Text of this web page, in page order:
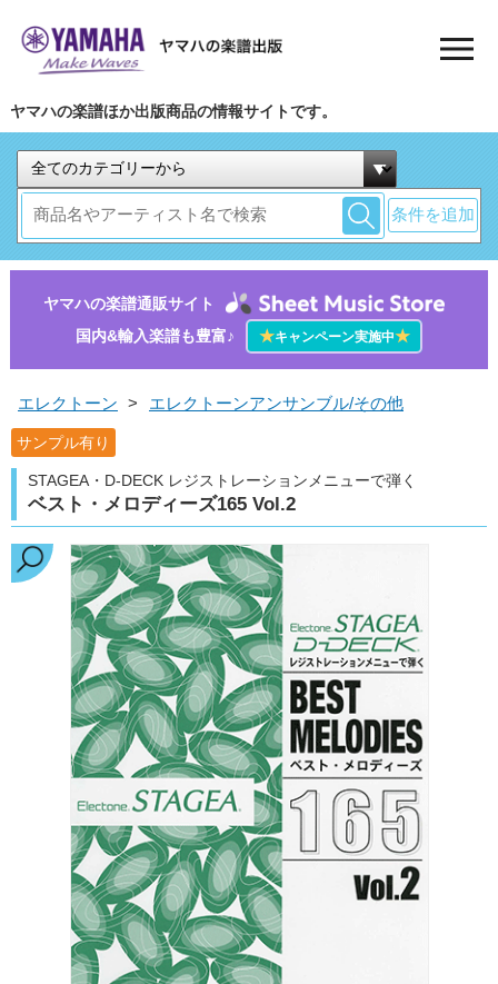
ヤマハの楽譜ほか出版商品の情報サイトです。
条件を追加
ヤマハの楽譜通販サイト
国内&輸入楽譜も豊富♪
★キャンペーン実施中★
エレクトーン > エレクトーンアンサンブル/その他
サンプル有り
STAGEA・D-DECK レジストレーションメニューで弾く
ベスト・メロディーズ165 Vol.2